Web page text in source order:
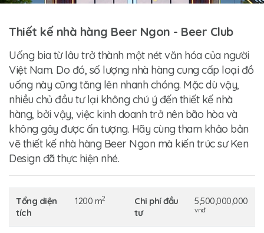
Thiết kế nhà hàng Beer Ngon - Beer Club
Uống bia từ lâu trở thành một nét văn hóa của người
Việt Nam. Do đó, số lượng nhà hàng cung cấp loại đồ
uống này cũng tăng lên nhanh chóng. Mặc dù vậy,
nhiều chủ đầu tư lại không chú ý đến thiết kế nhà
hàng, bởi vậy, việc kinh doanh trở nên bão hòa và
không gây được ấn tượng. Hãy cùng tham khảo bản
vẽthiết kế nhà hàng Beer Ngon mà kiến trúc sư Ken
Design đã thực hiện nhé.
Tổng diện
tích
1200 m2
Chi phí đầu
tư
5,500,000,000
vnđ